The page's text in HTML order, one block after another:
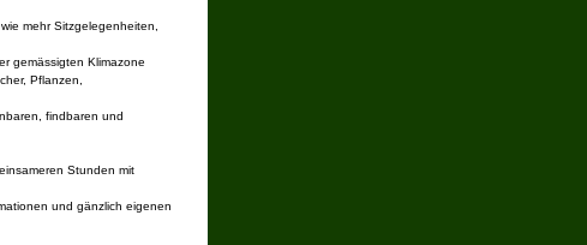
mehr Sitzgelegenheiten,
gemässigten Klimazone
Pflanzen,
findbaren und
Stunden mit
und gänzlich eigenen